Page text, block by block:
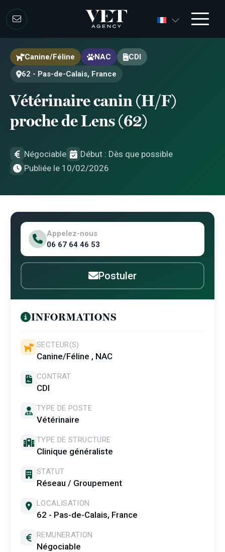
Canine/Féline NAC
CDI
62 - Pas-de-Calais, France
Vétérinaire canin (H/F)
proche de Lens (62)
Négociable
Début : Dès que possible
Publiée le 10/02/2026
Appelez-nous
06 67 64 46 53
Postuler
INFORMATIONS
SECTEUR(S)
Canine/Féline , NAC
CONTRAT
CDI
TYPE DE POSTE
Vétérinaire
TYPE DE STRUCTURE
Clinique généraliste
STATUT
Réseau / Groupement
LOCALISATION
62 - Pas-de-Calais, France
REMUNERATION
Négociable